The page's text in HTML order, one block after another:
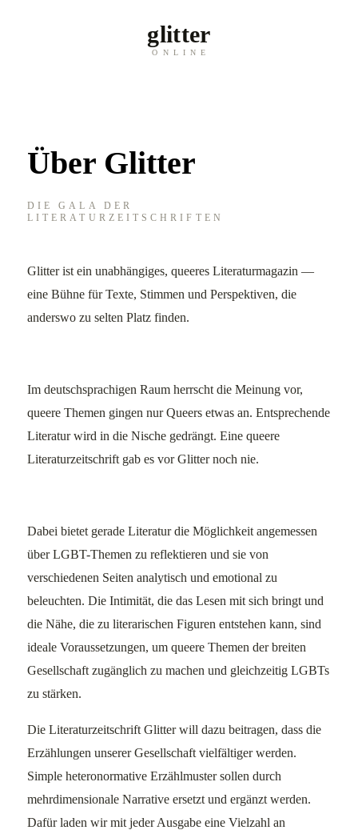
glitter
ONLINE
Über Glitter
DIE GALA DER
LITERATURZEITSCHRIFTEN
Glitter ist ein unabhängiges, queeres Literaturmagazin —
eine Bühne für Texte, Stimmen und Perspektiven, die
anderswo zu selten Platz finden.
Im deutschsprachigen Raum herrscht die Meinung vor,
queere Themen gingen nur Queers etwas an. Entsprechende
Literatur wird in die Nische gedrängt. Eine queere
Literaturzeitschrift gab es vor Glitter noch nie.
Dabei bietet gerade Literatur die Möglichkeit angemessen
über LGBT-Themen zu reflektieren und sie von
verschiedenen Seiten analytisch und emotional zu
beleuchten. Die Intimität, die das Lesen mit sich bringt und
die Nähe, die zu literarischen Figuren entstehen kann, sind
ideale Voraussetzungen, um queere Themen der breiten
Gesellschaft zugänglich zu machen und gleichzeitig LGBTs
zu stärken.
Die Literaturzeitschrift Glitter will dazu beitragen, dass die
Erzählungen unserer Gesellschaft vielfältiger werden.
Simple heteronormative Erzählmuster sollen durch
mehrdimensionale Narrative ersetzt und ergänzt werden.
Dafür laden wir mit jeder Ausgabe eine Vielzahl an